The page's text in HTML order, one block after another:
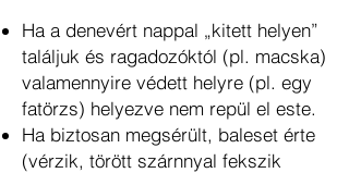
Ha a denevért nappal „kitett helyen”
találjuk és ragadozóktól (pl. macska)
valamennyire védett​ helyre (pl. egy
fatörzs) helyezve nem repül el este.
Ha biztosan megsérült, baleset érte
(vérzik, törött szárnnyal fekszik